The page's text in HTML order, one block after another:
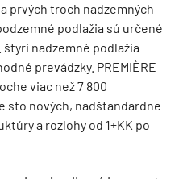
prvých troch nadzemných
podlažia sú určené
nadzemné podlažia
prevádzky. PREMIÈRE
viac než 7 800
sto nových, nadštandardne
a rozlohy od 1+KK po